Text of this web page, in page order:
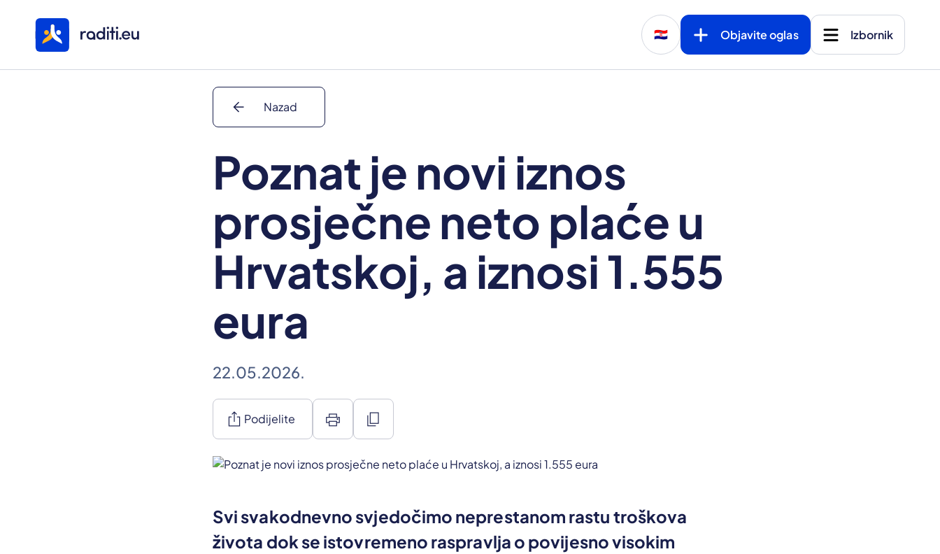
🇭🇷 Objavite oglas Izbornik
arrow_back Nazad
Poznat je novi iznos
prosječne neto plaće u
Hrvatskoj, a iznosi 1.555
eura
22.05.2026.
ios_share Podijelite print content_copy
Svi svakodnevno svjedočimo neprestanom rastu troškova
života dok se istovremeno raspravlja o povijesno visokim